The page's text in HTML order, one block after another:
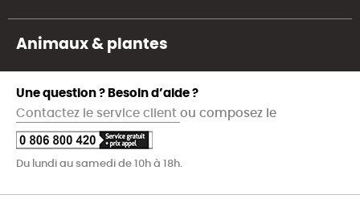
Animaux & plantes
Une question ? Besoin d’aide ?
Contactez le service client ou composez le
Du lundi au samedi de 10h à 18h.